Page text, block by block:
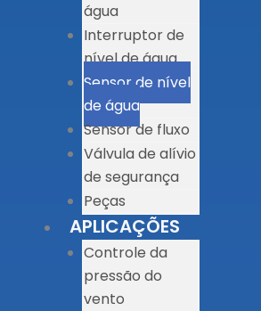
água
Interruptor de
nível de água
Sensor de nível
de água
Sensor de fluxo
Válvula de alívio
de segurança
Peças
APLICAÇÕES
Controle da
pressão do
vento